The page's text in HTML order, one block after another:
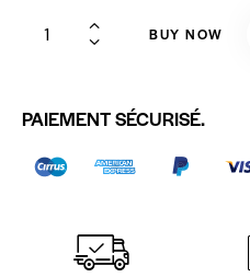
BUY NOW
PAIEMENT SÉCURISÉ.